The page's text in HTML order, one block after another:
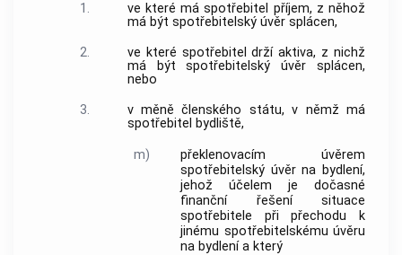
1. ve které máspotřebitel příjem, z něhož
má být spotřebitelský úvěrsplácen,
2.
ve které spotřebitel drží aktiva, z nichž
má býtspotřebitelský úvěr splácen,
nebo
3.
v měně členského státu, v němž má
spotřebitel bydliště,
m)
překlenovacím úvěrem
spotřebitelský úvěrna bydlení,
jehož účelem je dočasné
finanční řešení situace
spotřebitele při přechodu k
jinému spotřebitelskému úvěru
na bydlení a který